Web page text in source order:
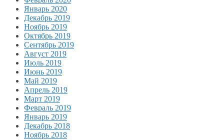
Январь 2020
Декабрь 2019
Ноябрь 2019
Октябрь 2019
Сентябрь 2019
Август 2019
Июль 2019
Июнь 2019
Май 2019
Апрель 2019
Март 2019
Февраль 2019
Январь 2019
Декабрь 2018
Ноябрь 2018